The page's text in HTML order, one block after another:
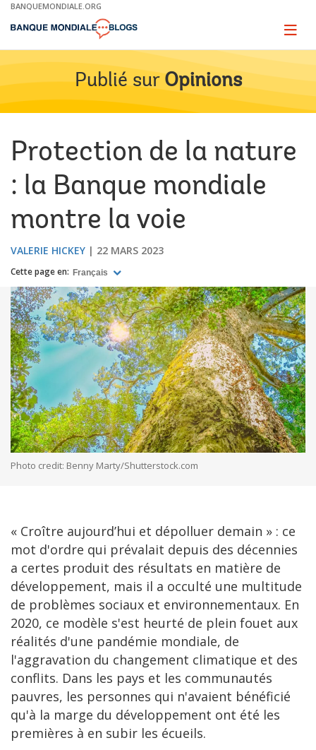
Skip
Main
BANQUEMONDIALE.ORG
Page
Publié sur Opinions
Protection de la nature
: la Banque mondiale
montre la voie
VALERIE HICKEY 22 MARS 2023
Cette page en: Français
Photo credit: Benny Marty/Shutterstock.com
« Croître aujourd’hui et dépolluer demain » : ce
mot d'ordre qui prévalait depuis des décennies
a certes produit des résultats en matière de
développement, mais il a occulté une multitude
de problèmes sociaux et environnementaux. En
2020, ce modèle s'est heurté de plein fouet aux
réalités d'une pandémie mondiale, de
l'aggravation du changement climatique et des
conflits. Dans les pays et les communautés
pauvres, les personnes qui n'avaient bénéficié
qu'à la marge du développement ont été les
premières à en subir les écueils.